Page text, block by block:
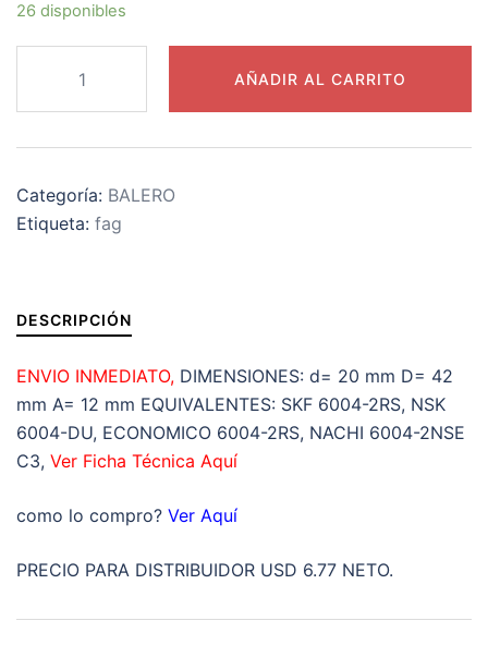
26 disponibles
L038
RODAMIENTO
d=20mm
D=42mm
AÑADIR AL CARRITO
Categoría: BALERO
Etiqueta: fag
DESCRIPCIÓN
ENVIO INMEDIATO, DIMENSIONES: d= 20 mm D= 42
mm A= 12 mm EQUIVALENTES: SKF 6004-2RS, NSK
6004-DU, ECONOMICO 6004-2RS, NACHI 6004-2NSE
C3, Ver Ficha Técnica Aquí
como lo compro? Ver Aquí
PRECIO PARA DISTRIBUIDOR USD 6.77 NETO.